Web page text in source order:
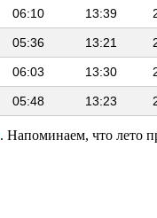
06:10 13:39
05:36 13:21
06:03 13:30
05:48 13:23
. Напоминаем, что лето